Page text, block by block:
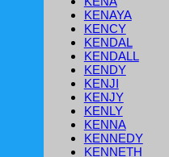
KENAYA
KENCY
KENDAL
KENDALL
KENDY
KENJI
KENJY
KENLY
KENNA
KENNEDY
KENNETH